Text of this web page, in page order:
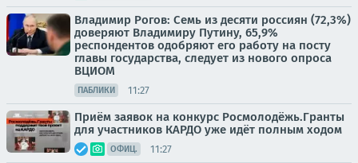
Владимир Рогов: Семь из десяти россиян (72,3%)
доверяют Владимиру Путину, 65,9%
респондентов одобряют его работу на посту
главы государства, следует из нового опроса
ВЦИОМ
ПАБЛИКИ 11:27
Приём заявок на конкурс Росмолодёжь.Гранты
для участников КАРДО уже идёт полным ходом
ОФИЦ. 11:27